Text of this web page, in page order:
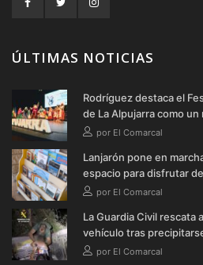
ÚLTIMAS NOTICIAS
Rodríguez destaca el
de La Alpujarra como
conservación de las
por El Comarcal
Lanjarón pone en
espacio para disfrutar
verano
por El Comarcal
La Guardia Civil rescata
vehículo tras
Soportújar
por El Comarcal